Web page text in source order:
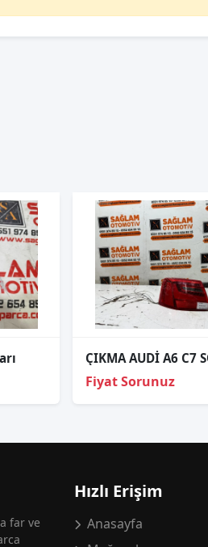
Fiyat Sorunuz
far ve
Hızlı Erişim
Anasayfa